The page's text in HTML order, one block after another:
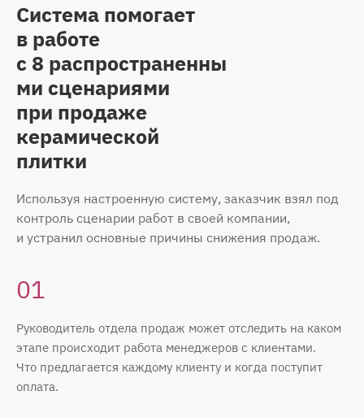
Система помогает
в работе
с 8 распространенны
ми сценариями
при продаже
керамической
плитки
Используя настроенную систему, заказчик взял под
контроль сценарии работ в своей компании,
и устранил основные причины снижения продаж.
01
Руководитель отдела продаж может отследить на каком
этапе происходит работа менеджеров с клиентами.
Что предлагается каждому клиенту и когда поступит
оплата.